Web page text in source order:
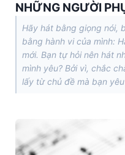
NHỮNG NGƯỜI
Hãy hát bằng giọng nói,
bằng hành vi của mình:
mới. Bạn tự hỏi nên hát
mình yêu? Bởi vì, chắc
lấy từ chủ đề mà bạn